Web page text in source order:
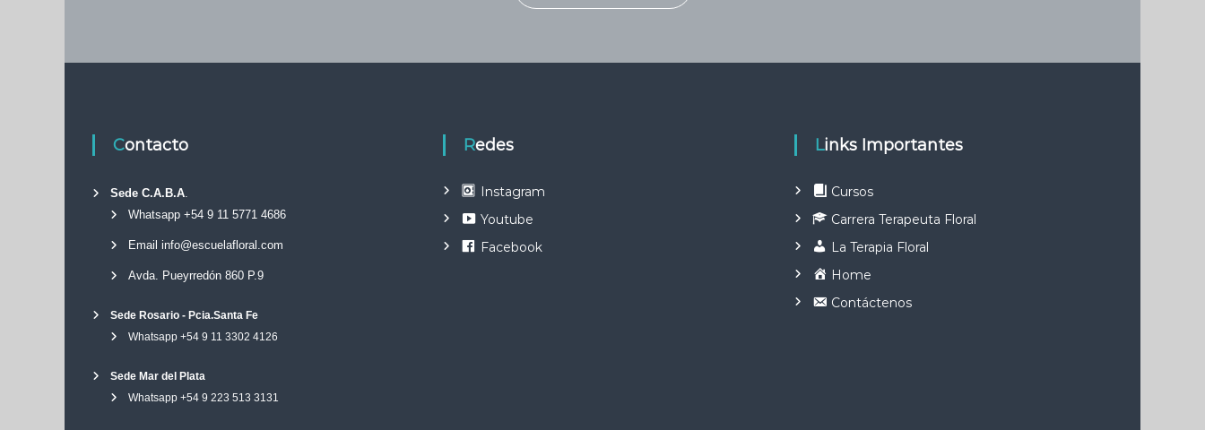
Contacto
Sede C.A.B.A
Whatsapp +54 9 11 5771 4686
Email info@escuelafloral.com
Avda. Pueyrredón 860 P.9
Sede Rosario - Pcia.Santa Fe
Whatsapp +54 9 11 3302 4126
Sede Mar del Plata
Whatsapp +54 9 223 513 3131
Redes
Instagram
Youtube
Facebook
Links Importantes
Cursos
Carrera Terapeuta Floral
La Terapia Floral
Home
Contáctenos